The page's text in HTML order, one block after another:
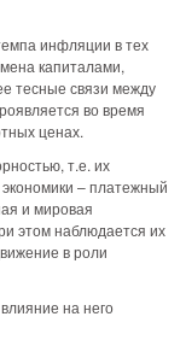
инфляции в тех
капиталами,
тесные связи между
во время
ценах.
т.е. их
– платежный
и мировая
этом наблюдается их
в роли
на него